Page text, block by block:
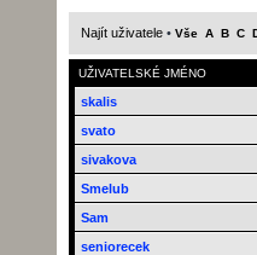
Najít uživatele• Vše A B C
UŽIVATELSKÉ JMÉNO
skalis
svato
sivakova
Smelub
Sam
seniorecek